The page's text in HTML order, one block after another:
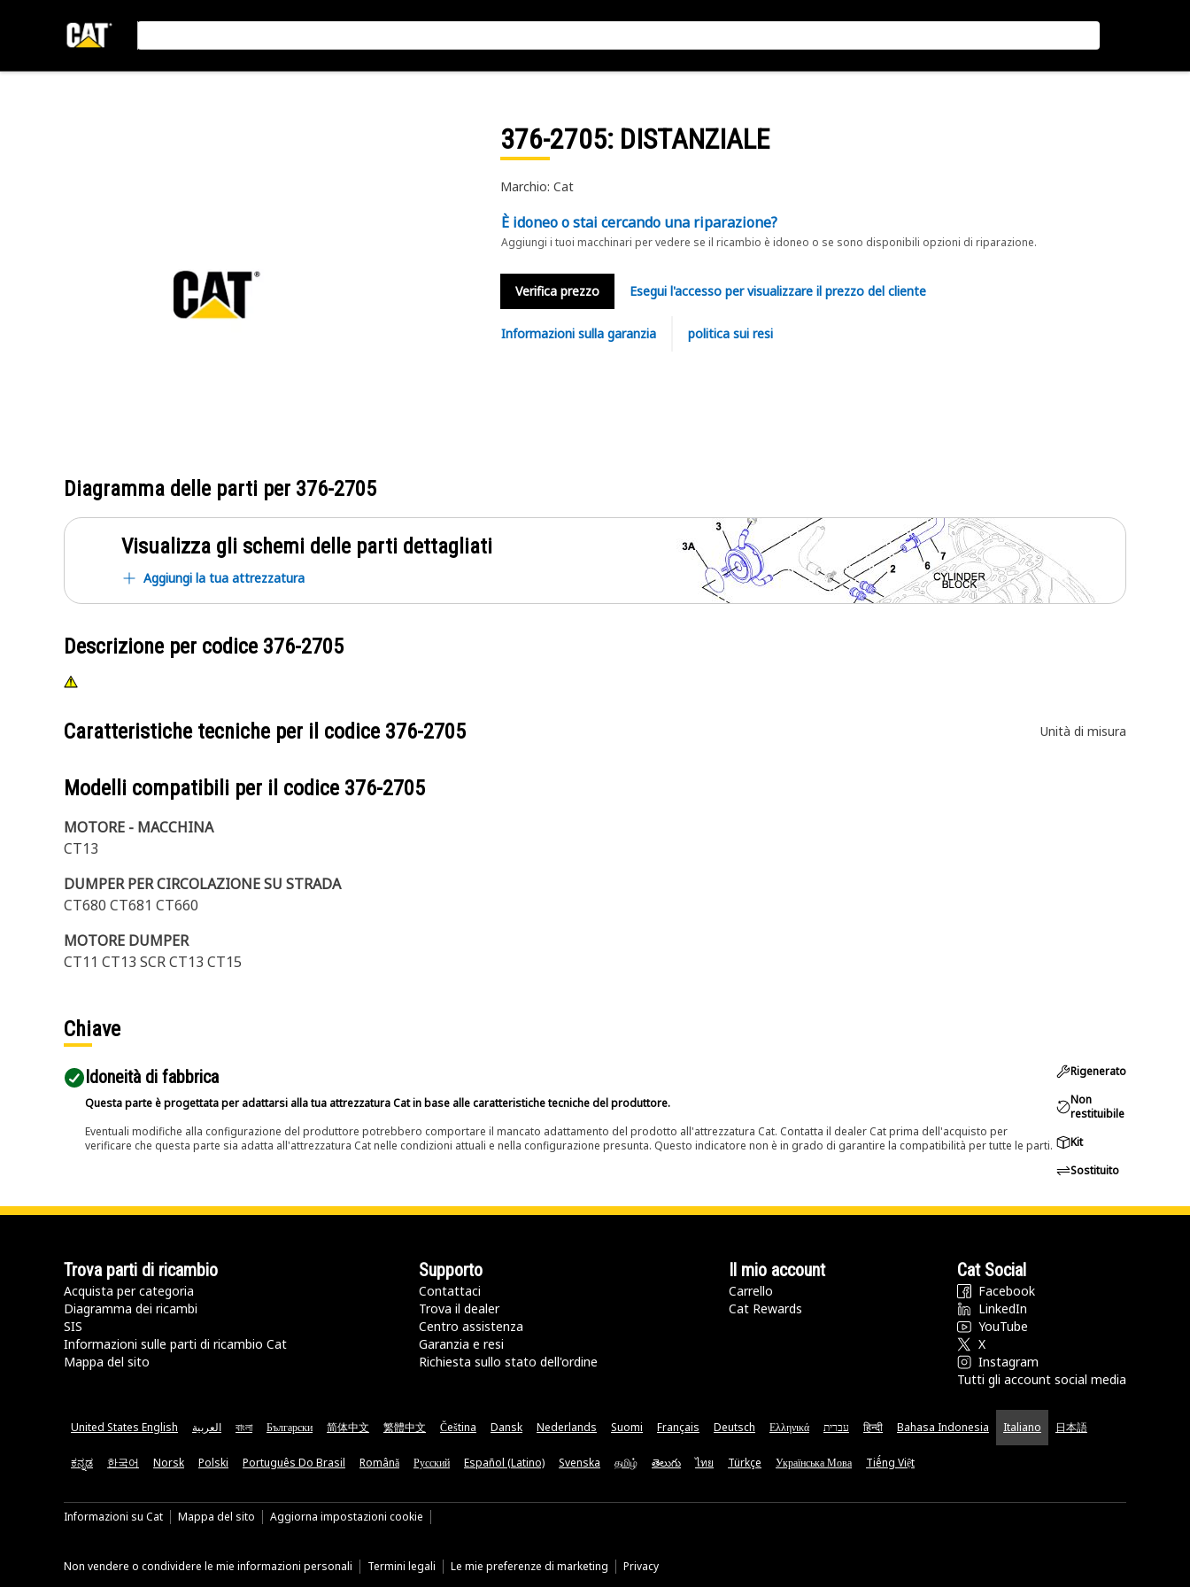
376-2705: DISTANZIALE
Marchio: Cat
È idoneo o stai cercando una riparazione?
Aggiungi i tuoi macchinari per vedere se il ricambio è idoneo o se sono disponibili opzioni di riparazione.
Verifica prezzo Esegui l'accesso per visualizzare il prezzo del cliente
Informazioni sulla garanzia politica sui resi
Diagramma delle parti per 376-2705
Visualizza gli schemi delle parti dettagliati
Aggiungi la tua attrezzatura
Descrizione per codice 376-2705
Caratteristiche tecniche per il codice 376-2705 Unità di misura
Modelli compatibili per il codice 376-2705
MOTORE - MACCHINA
CT13
DUMPER PER CIRCOLAZIONE SU STRADA
CT680 CT681 CT660
MOTORE DUMPER
CT11 CT13 SCR CT13 CT15
Chiave
Idoneità di fabbrica
Questa parte è progettata per adattarsi alla tua attrezzatura Cat in base alle caratteristiche tecniche del produttore.
Eventuali modifiche alla configurazione del produttore potrebbero comportare il mancato adattamento del prodotto all'attrezzatura Cat. Contatta il dealer Cat prima dell'acquisto per
verificare che questa parte sia adatta all'attrezzatura Cat nelle condizioni attuali e nella configurazione presunta. Questo indicatore non è in grado di garantire la compatibilità per tutte le parti.
Rigenerato
Non
restituibile
Kit
Sostituito
Trova parti di ricambio
Acquista per categoria
Diagramma dei ricambi
SIS
Informazioni sulle parti di ricambio Cat
Mappa del sito
Supporto
Contattaci
Trova il dealer
Centro assistenza
Garanzia e resi
Richiesta sullo stato dell'ordine
Il mio account
Carrello
Cat Rewards
Cat Social
Facebook
LinkedIn
YouTube
X
Instagram
Tutti gli account social media
United States English العربية বাংলা Български 简体中文 繁體中文 Čeština Dansk Nederlands Suomi Français Deutsch Ελληνικά עברית हिन्दी Bahasa Indonesia Italiano 日本語
ಕನ್ನಡ 한국어 Norsk Polski Português Do Brasil Română Русский Español (Latino) Svenska தமிழ் తెలుగు ไทย Türkçe Українська Мова Tiếng Việt
Informazioni su Cat Mappa del sito Aggiorna impostazioni cookie
Non vendere o condividere le mie informazioni personali Termini legali Le mie preferenze di marketing Privacy